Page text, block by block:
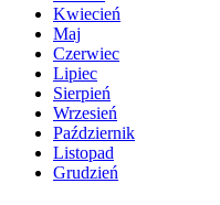
Kwiecień
Maj
Czerwiec
Lipiec
Sierpień
Wrzesień
Październik
Listopad
Grudzień